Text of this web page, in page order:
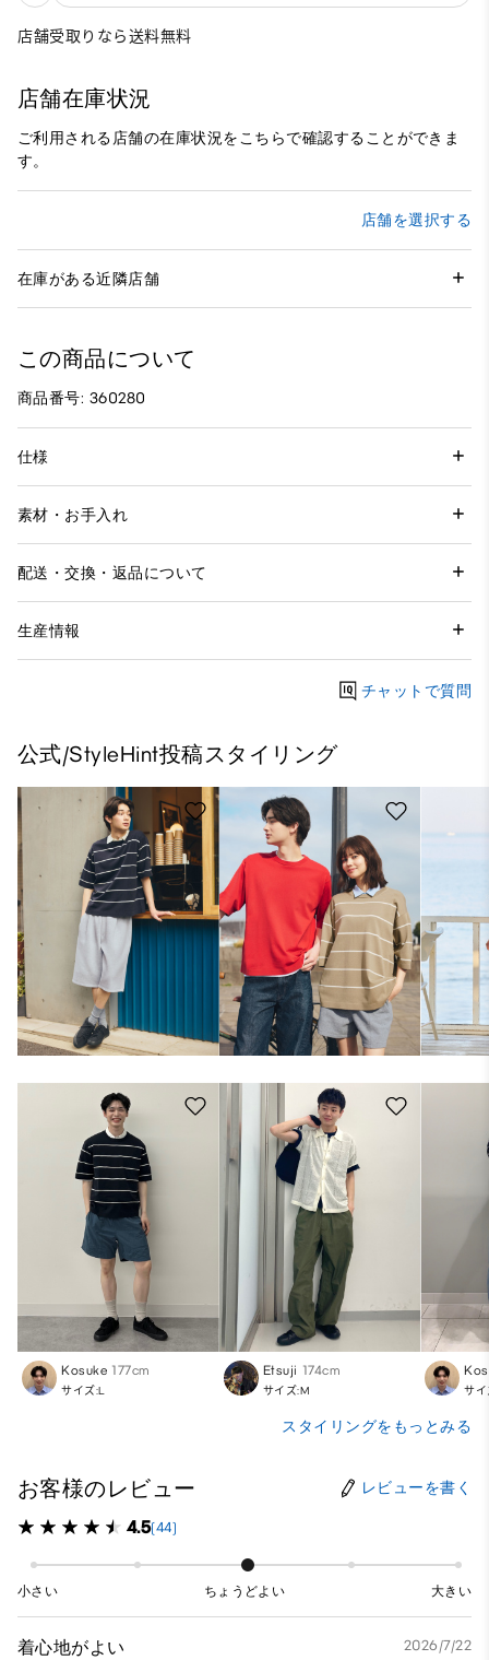
店舗受取りなら送料無料
店舗在庫状況
ご利用される店舗の在庫状況をこちらで確認することができま
す。
店舗を選択する
在庫がある近隣店舗
この商品について
商品番号: 360280
仕様
素材・お手入れ
配送・交換・返品について
生産情報
チャットで質問
公式/StyleHint投稿スタイリング
Kosuke 177cm
サイズ:L
Etsuji 174cm
サイズ:M サ
スタイリングをもっとみる
お客様のレビュー レビューを書く
4.5(44)
小さい ちょうどよい 大きい
着心地がよい 2026/7/22